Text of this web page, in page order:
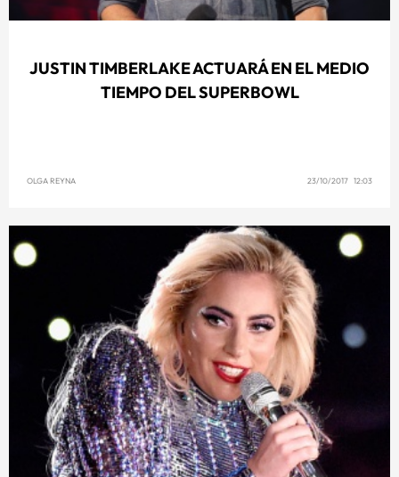
JUSTIN TIMBERLAKE ACTUARÁ EN EL MEDIO
TIEMPO DEL SUPERBOWL
OLGA REYNA 23/10/2017 12:03